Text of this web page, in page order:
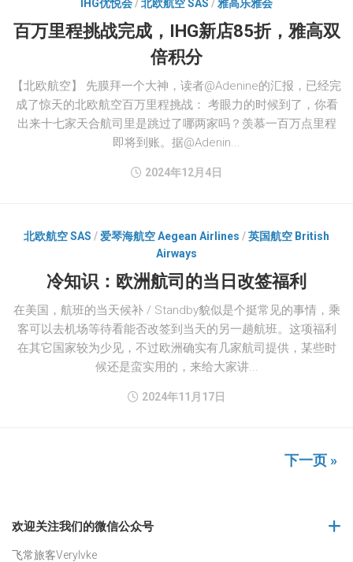
IHG优悦会/ 北欧航空 SAS / 雅高乐雅会
百万里程挑战完成，IHG新店85折，雅高双
倍积分
【北欧航空】 先膜拜一个大神，读者@Adenine的汇报，已经完
成了惊天的北欧航空百万里程挑战： 考眼力的时候到了，你看
出来十七家天合航司里是跳过了哪两家吗？羡慕一百万点里程
即将到账。据@Adenin...
2024年12月4日
北欧航空 SAS /爱琴海航空 Aegean Airlines /英国航空 British
Airways
冷知识：欧洲航司的当日改签福利
在美国，航班的当天候补 / Standby貌似是个挺常见的事情，乘
客可以去机场等待看能否改签到当天的另一趟航班。这项福利
在其它国家较为少见，不过欧洲确实有几家航司提供，某些时
候还是蛮实用的，来给大家讲...
2024年11月17日
下一页 »
欢迎关注我们的微信公众号
飞常旅客Verylvke